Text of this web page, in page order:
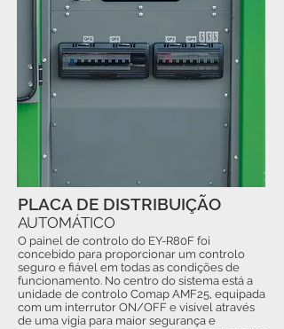
O painel de controlo do EY-R80F foi
concebido para proporcionar um controlo
seguro e fiável em todas as condições de
funcionamento. No centro do sistema está a
unidade de controlo Comap AMF25, equipada
com um interrutor ON/OFF e visível através
de uma vigia para maior segurança e
PLACA DE DISTRIBUIÇÃO
AUTOMÁTICO